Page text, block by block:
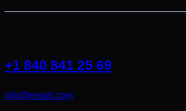
+1 840 841 25 69
info@email.com